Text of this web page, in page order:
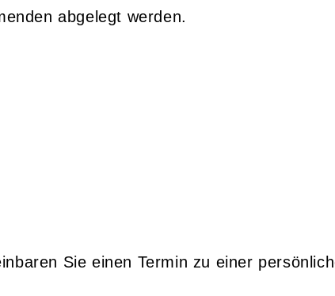
abgelegt werden.
Sie einen Termin zu einer